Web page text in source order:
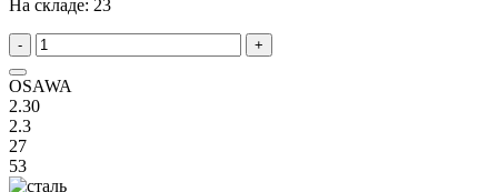
На складе: 23
- +
OSAWA
2.30
2.3
27
53